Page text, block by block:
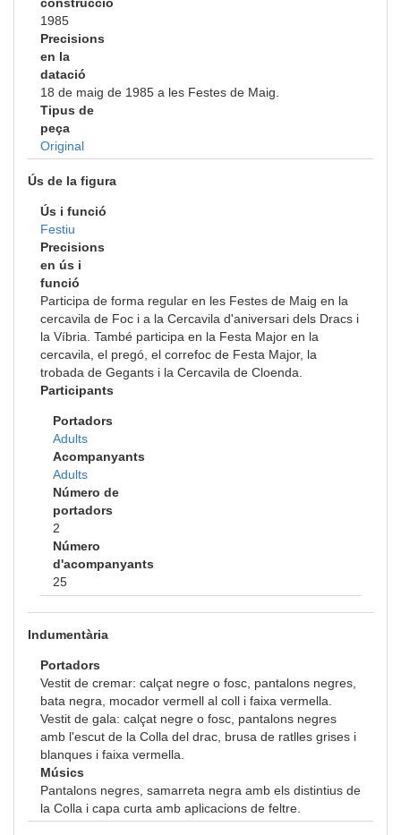
1985
Precisions
en la
datació
18 de maig de 1985 a les Festes de Maig.
Tipus de
peça
Original
Ús de la figura
Ús i funció
Festiu
Precisions
en ús i
funció
Participa de forma regular en les Festes de Maig en la
cercavila de Foc i a la Cercavila d'aniversari dels Dracs i
la Víbria. També participa en la Festa Major en la
cercavila, el pregó, el correfoc de Festa Major, la
trobada de Gegants i la Cercavila de Cloenda.
Participants
Portadors
Adults
Acompanyants
Adults
Número de
portadors
2
Número
d'acompanyants
25
Indumentària
Portadors
Vestit de cremar: calçat negre o fosc, pantalons negres,
bata negra, mocador vermell al coll i faixa vermella.
Vestit de gala: calçat negre o fosc, pantalons negres
amb l'escut de la Colla del drac, brusa de ratlles grises i
blanques i faixa vermella.
Músics
Pantalons negres, samarreta negra amb els distintius de
la Colla i capa curta amb aplicacions de feltre.